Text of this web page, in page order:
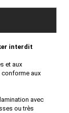
interdit
et aux
conforme aux
avec
ou très